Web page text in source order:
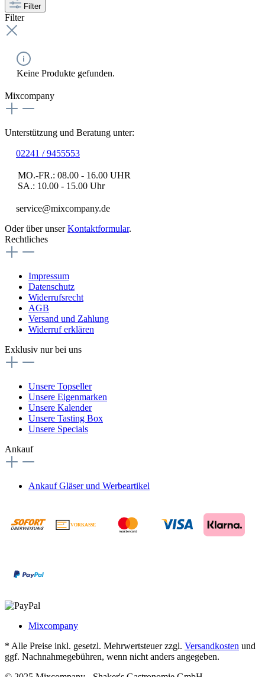
Filter
Filter
Keine Produkte gefunden.
Mixcompany
Unterstützung und Beratung unter:
02241 / 9455553
MO.-FR.: 08.00 - 16.00 UHR
SA.: 10.00 - 15.00 Uhr
service@mixcompany.de
Oder über unserKontaktformular.
Rechtliches
Impressum
Datenschutz
Widerrufsrecht
AGB
Versand und Zahlung
Widerruf erklären
Exklusiv nur bei uns
Unsere Topseller
Unsere Eigenmarken
Unsere Kalender
Unsere Tasting Box
Unsere Specials
Ankauf
Ankauf Gläser und Werbeartikel
VORKASSE
Mixcompany
* Alle Preise inkl. gesetzl. Mehrwertsteuer zzgl. Versandkosten und
ggf. Nachnahmegebühren, wenn nicht anders angegeben.